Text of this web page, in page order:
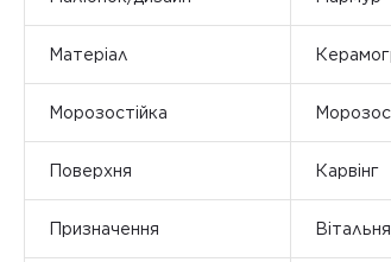
Матеріал
Морозостійка
Поверхня Карвінг
Призначення